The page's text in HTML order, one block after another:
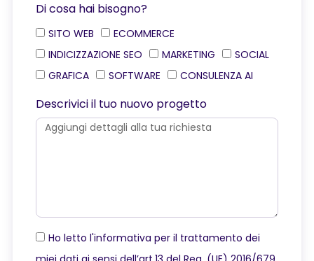
Di cosa hai bisogno?
SITO WEB
ECOMMERCE
INDICIZZAZIONE SEO
MARKETING
SOCIAL
GRAFICA
SOFTWARE CONSULENZA AI
Descrivici il tuo nuovo progetto
Ho letto l'informativa per il trattamento dei